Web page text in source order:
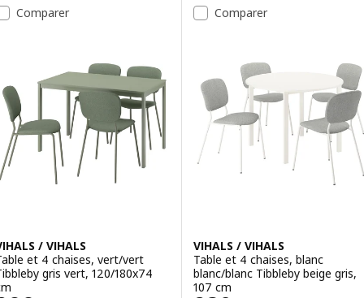
Comparer
/ VIHALS
et 4 chaises, vert/vert
gris vert, 120/180x74
Comparer
VIHALS / VIHALS
Table et 4 chaises, blanc
blanc/blanc Tibbleby beige gris,
107 cm